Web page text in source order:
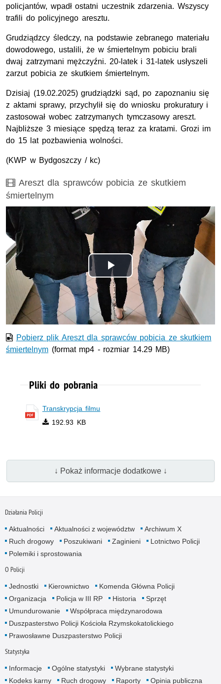
policjantów, wpadł ostatni uczestnik zdarzenia. Wszyscy
trafili do policyjnego aresztu.
Grudziądzcy śledczy, na podstawie zebranego materiału
dowodowego, ustalili, że w śmiertelnym pobiciu brali
dwaj zatrzymani mężczyźni. 20-latek i 31-latek usłyszeli
zarzut pobicia ze skutkiem śmiertelnym.
Dzisiaj (19.02.2025) grudziądzki sąd, po zapoznaniu się
z aktami sprawy, przychylił się do wniosku prokuratury i
zastosował wobec zatrzymanych tymczasowy areszt.
Najbliższe 3 miesiące spędzą teraz za kratami. Grozi im
do 15 lat pozbawienia wolności.
(KWP w Bydgoszczy / kc)
Film
Areszt dla sprawców pobicia ze skutkiem
śmiertelnym
Odtwórz
wideo
Pobierz plik Areszt dla sprawców pobicia ze skutkiem
śmiertelnym (format mp4 - rozmiar 14.29 MB)
Pliki do pobrania
Transkrypcja filmu
192.93 KB
↓ Pokaż informacje dodatkowe ↓
Działania Policji
Aktualności Aktualności z województw
Archiwum X
Ruch drogowy
Poszukiwani Zaginieni
Lotnictwo Policji
Polemiki i sprostowania
O Policji
Jednostki Kierownictwo
Komenda Główna Policji
Organizacja
Policja w III RP Historia
Sprzęt
Umundurowanie
Współpraca międzynarodowa
Duszpasterstwo Policji Kościoła Rzymskokatolickiego
Prawosławne Duszpasterstwo Policji
Statystyka
Informacje Ogólne statystyki
Wybrane statystyki
Kodeks karny
Ruch drogowy Raporty Opinia publiczna